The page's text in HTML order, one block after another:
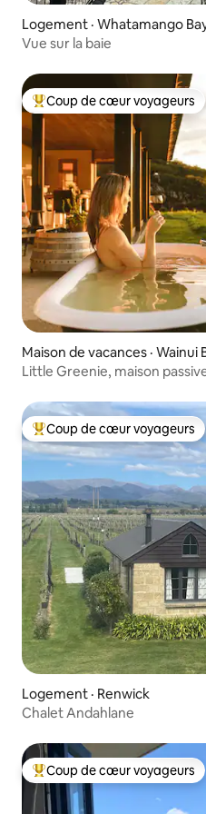
Logement · Whatamango
Vue sur la baie
Coup de cœur voyageurs
Coup de cœur voyageurs
Maison de vacances · Wainui
Little Greenie, maison
Coup de cœur voyageurs
Coup de cœur voyageurs
Logement · Renwick
Chalet Andahlane
Coup de cœur voyageurs
Coup de cœur voyageurs